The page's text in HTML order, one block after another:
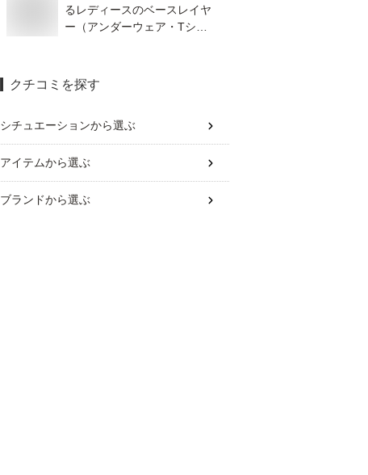
るレディースのベースレイヤ
ー（アンダーウェア・Tシャ
クチコミを探す
シチュエーションから選ぶ
アイテムから選ぶ
ブランドから選ぶ